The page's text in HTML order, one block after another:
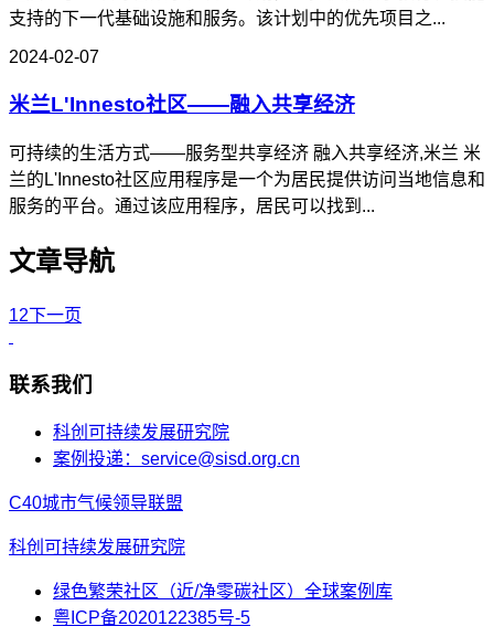
支持的下一代基础设施和服务。该计划中的优先项目之...
2024-02-07
米兰L'Innesto社区——融入共享经济
可持续的生活方式——服务型共享经济 融入共享经济,米兰 米
兰的L'Innesto社区应用程序是一个为居民提供访问当地信息和
服务的平台。通过该应用程序，居民可以找到...
文章导航
12下一页
联系我们
科创可持续发展研究院
案例投递：service@sisd.org.cn
C40城市气候领导联盟
科创可持续发展研究院
绿色繁荣社区（近/净零碳社区）全球案例库
粤ICP备2020122385号-5